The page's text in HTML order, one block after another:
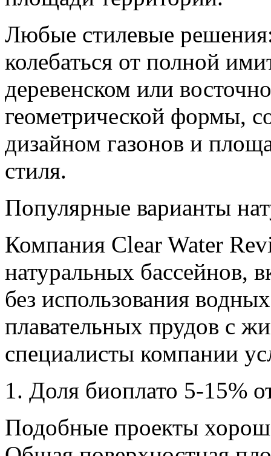
Любые стилевые
колебаться от полной
деревенском или
геометрической формы,
дизайном газонов и
стиля.
Популярные варианты
Компания Clear Water
натуральных бассейнов,
без использования
плавательных прудов с
специалисты компании
1. Доля биоплато 5-15%
Подобные проекты